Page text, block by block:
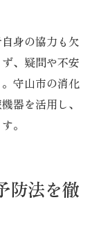
身の協力も欠
、疑問や不安
守山市の消化
器を活用し、
。
防法を徹